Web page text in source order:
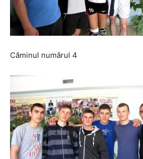
Căminul numărul 4